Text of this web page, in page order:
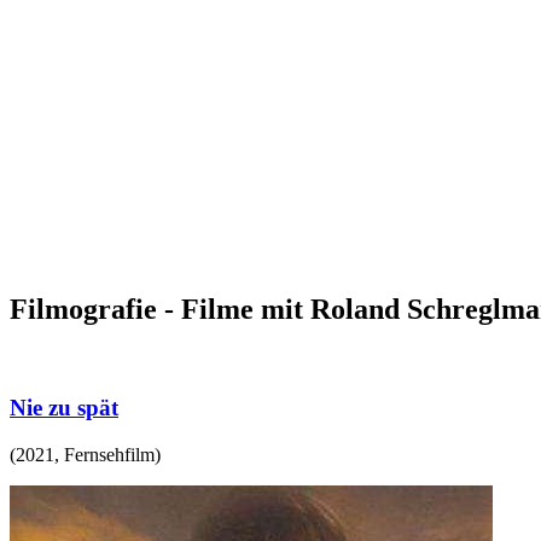
Filmografie - Filme mit Roland
Nie zu spät
(2021 , Fernsehfilm)